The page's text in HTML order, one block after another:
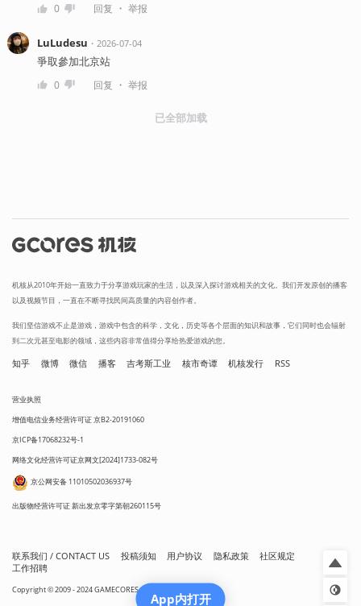
0 回复 ・ 举报
LuLudesu ・ 2026-07-04
爭取參加北京站
0 回复 ・ 举报
已全部加载
机核从2010年开始一直致力于分享游戏玩家的生活，以及深入探讨游戏相关的文化。我们开发原创的播客
以及视频节目，一直在不断寻找民间高质量的内容创作者。
我们坚信游戏不止是游戏，游戏中包含的科学，文化，历史等各个层面的知识和故事，它们同时也会辐射
到二次元甚至电影的领域，这些内容非常值得分享给热爱游戏的您。
知乎 微博 微信 播客 吉考斯工业 核市奇谭 机核发行 RSS
营业执照
增值电信业务经营许可证 京B2-20191060
京ICP备17068232号-1
网络文化经营许可证京网文[2024]1733-082号
京公网安备 11010502036937号
出版物经营许可证 新出发京零字第朝260115号
联系我们 / CONTACT US 投稿须知 用户协议 隐私政策
社区规定
工作招聘
Copyright © 2009 - 2024 GAMECORES. All Rights Reserved
App内打开